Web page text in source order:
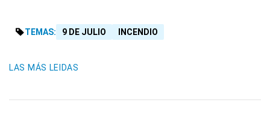
TEMAS: 9 DE JULIO INCENDIO
LAS MÁS LEIDAS